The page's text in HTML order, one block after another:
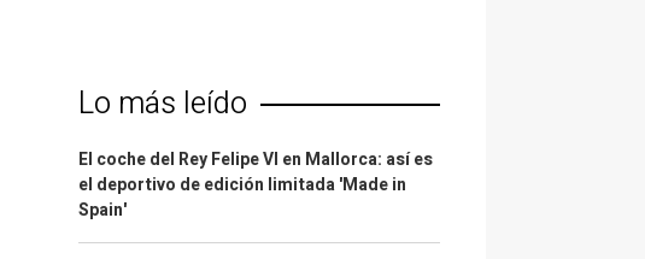
Lo más leído
El coche del Rey Felipe VI en Mallorca: así es
el deportivo de edición limitada 'Made in
Spain'